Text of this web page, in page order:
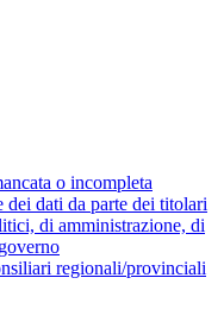
o incompleta
dei dati da parte dei titolari
di amministrazione, di
regionali/provinciali